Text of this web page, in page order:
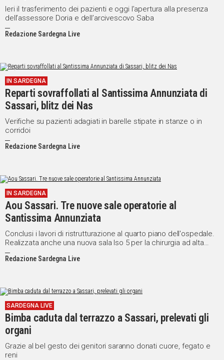
Social
Ieri il trasferimento dei pazienti e oggi l’apertura alla presenza
dell’assessore Doria e dell’arcivescovo Saba
Redazione Sardegna Live
IN SARDEGNA
Reparti sovraffollati al Santissima Annunziata di
Sassari, blitz dei Nas
Verifiche su pazienti adagiati in barelle stipate in stanze o in
corridoi
Redazione Sardegna Live
IN SARDEGNA
Aou Sassari. Tre nuove sale operatorie al
Santissima Annunziata
Conclusi i lavori di ristrutturazione al quarto piano dell'ospedale.
Realizzata anche una nuova sala Iso 5 per la chirurgia ad alta
complessità
Redazione Sardegna Live
SARDEGNA LIVE
Bimba caduta dal terrazzo a Sassari, prelevati gli
organi
Grazie al bel gesto dei genitori saranno donati cuore, fegato e
reni